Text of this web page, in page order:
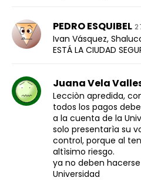
PEDRO ESQUIBEL
Ivan Vásquez,
ESTÁ LA CIUDAD
Juana Vela
Lecciòn apredida,
todos los pagos
a la cuenta de la
solo presentarìa su
control, porque al
altìsimo riesgo.
ya no deben
Universidad